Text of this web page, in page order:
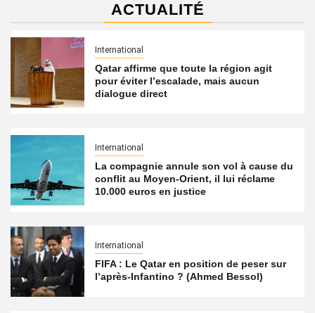
ACTUALITÉ
International
Qatar affirme que toute la région agit
pour éviter l’escalade, mais aucun
dialogue direct
International
La compagnie annule son vol à cause du
conflit au Moyen-Orient, il lui réclame
10.000 euros en justice
International
FIFA : Le Qatar en position de peser sur
l’après-Infantino ? (Ahmed Bessol)